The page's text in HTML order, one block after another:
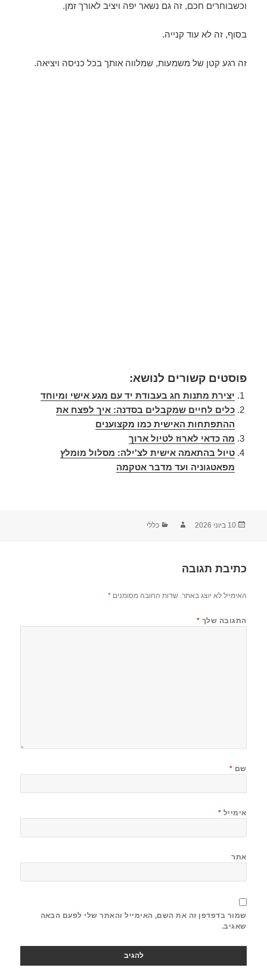
וכשבוחרים חכם, זה גם נשאר יפה ויציב לאורך זמן.
בסוף, זה לא עוד קנייה.
זה רגע קטן של משמעות, שמלווה אותך בכל כניסה ויציאה.
פוסטים קשורים לנושא:
יצירת מתנות חג בעבודת יד עם מגע אישי ומיוחד
כלים לחיים שמקבלים בסדנה: איך לפצח את
ההתפתחות האישית כמו מקצוענים
מה כדאי לארוז לטיול ארוך
טיול בהתאמה אישית לצ'ילה: מסלול מומלץ
מפאטגוניה ועד מדבר אטקמה
10 ביוני 2026 כללי
כתיבת תגובה
האימייל לא יוצג באתר. שדות החובה מסומנים*
התגובה שלך *
שם *
אימייל *
אתר
שמור בדפדפן זה את השם, האימייל והאתר שלי לפעם הבאה
שאגיב.